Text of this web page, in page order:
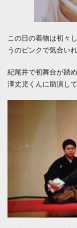
この日の着物は初々
うのピンクで気合いれ
紀尾井で初舞台が踏
澤丈児くんに助演し